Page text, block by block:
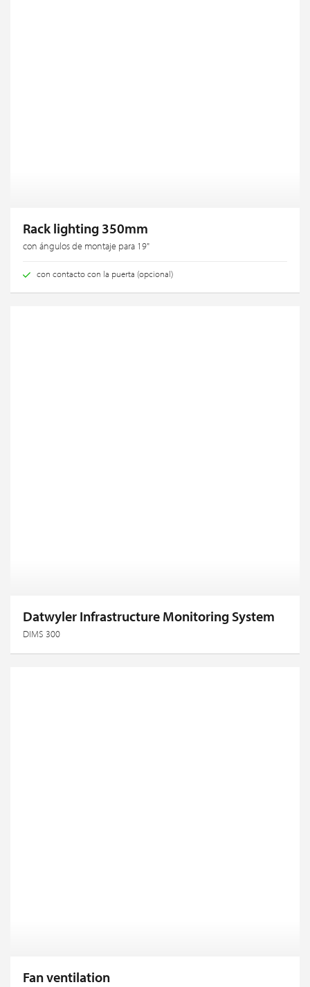
Rack lighting 350mm
con ángulos de montaje para 19"
con contacto con la puerta (opcional)
Datwyler Infrastructure Monitoring System
DIMS 300
Fan ventilation